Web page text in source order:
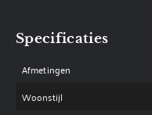
Specificaties
Afmetingen
Woonstijl